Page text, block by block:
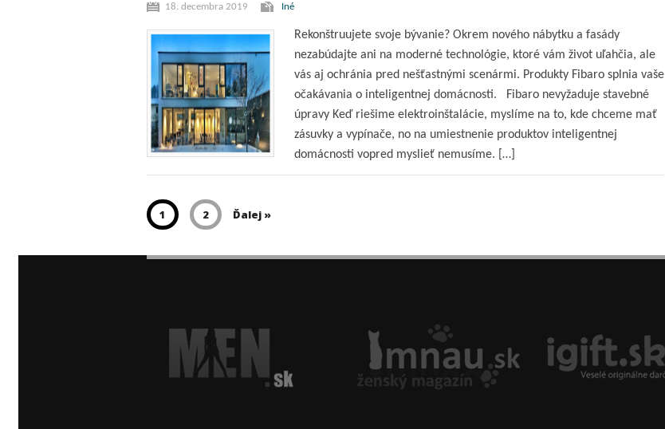
18. decembra 2019 Iné
Rekonštruujete svoje bývanie? Okrem nového nábytku a fasády
nezabúdajte ani na moderné technológie, ktoré vám život uľahčia, ale
vás aj ochránia pred nešťastnými scenármi. Produkty Fibaro splnia vaše
očakávania o inteligentnej domácnosti. Fibaro nevyžaduje stavebné
úpravy Keď riešime elektroinštalácie, myslíme na to, kde chceme mať
zásuvky a vypínače, no na umiestnenie produktov inteligentnej
domácnosti vopred myslieť nemusíme. […]
1 2 Ďalej »